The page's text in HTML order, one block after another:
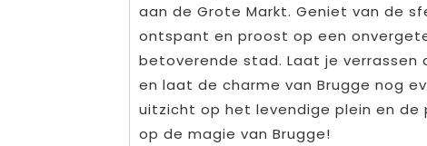
aan de Grote Markt. Geniet van de
ontspant en proost op een
betoverende stad. Laat je verrassen
en laat de charme van Brugge nog
uitzicht op het levendige plein en de
op de magie van Brugge!